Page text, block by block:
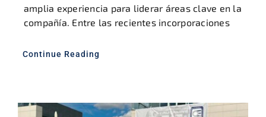
amplia experiencia para liderar áreas clave en la
compañía. Entre las recientes incorporaciones
Continue Reading